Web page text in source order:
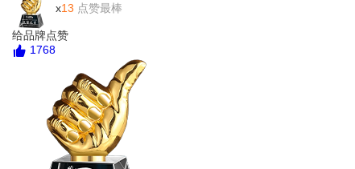
x13 点赞最棒
给品牌点赞
1768